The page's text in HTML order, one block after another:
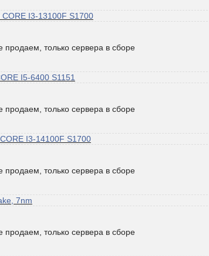
I3-13100F S1700
только сервера в сборе
I5-6400 S1151
только сервера в сборе
I3-14100F S1700
только сервера в сборе
7nm
только сервера в сборе